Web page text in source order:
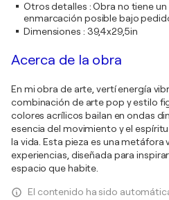
Otros detalles :Obra no tiene
enmarcación posible bajo
Dimensiones : 39,4x29,5in
Acerca de la obra
En mi obra de arte, vertí energía
combinación de arte pop y estilo
colores acrílicos bailan en ondas
esencia del movimiento y el
la vida. Esta pieza es una metáfora
experiencias, diseñada para
espacio que habite.
El contenido ha sido